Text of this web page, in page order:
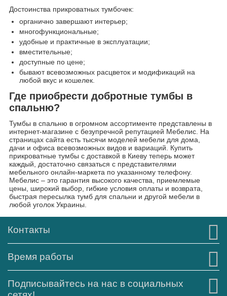
Достоинства прикроватных тумбочек:
органично завершают интерьер;
многофункциональные;
удобные и практичные в эксплуатации;
вместительные;
доступные по цене;
бывают всевозможных расцветок и модификаций на
любой вкус и кошелек.
Где приобрести добротные тумбы в
спальню?
Тумбы в спальню в огромном ассортименте представлены в
интернет-магазине с безупречной репутацией Мебелис. На
страницах сайта есть тысячи моделей мебели для дома,
дачи и офиса всевозможных видов и вариаций. Купить
прикроватные тумбы с доставкой в Киеву теперь может
каждый, достаточно связаться с представителями
мебельного онлайн-маркета по указанному телефону.
Мебелис – это гарантия высокого качества, приемлемые
цены, широкий выбор, гибкие условия оплаты и возврата,
быстрая пересылка тумб для спальни и другой мебели в
любой уголок Украины.
Контакты
Время работы
Подписывайтесь на нас в социальных